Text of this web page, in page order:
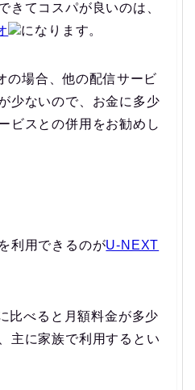
きてコスパが良いのは、
になります。
の場合、他の配信サービ
少ないので、お金に多少
ビスとの併用をお勧めし
利用できるのがU-NEXT
比べると月額料金が多少
主に家族で利用するとい